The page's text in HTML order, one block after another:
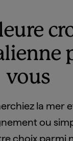
vous
la mer
ou
choix parmi